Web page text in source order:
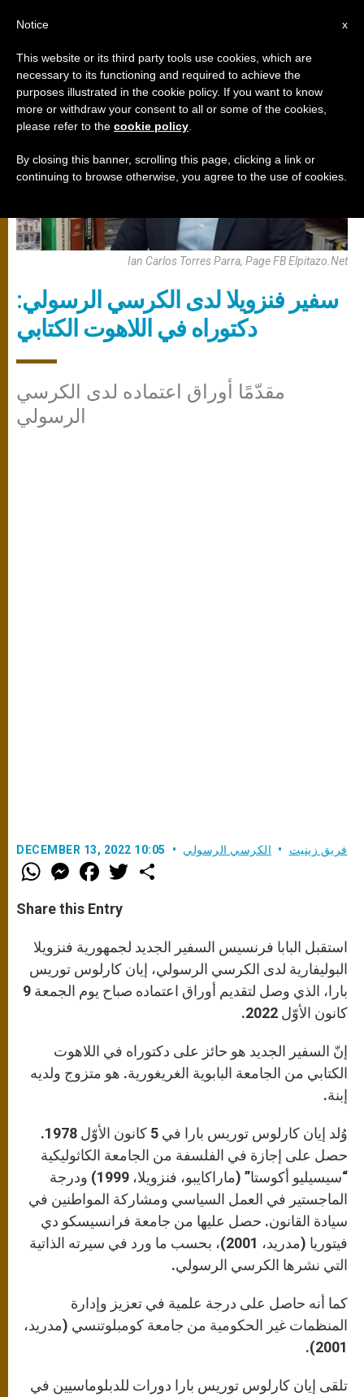
الكرسي الرسولي
Ian Carlos Torres Parra, Page FB Elpitazo.Net
سفير فنزويلا لدى الكرسي الرسولي:
دكتوراه في اللاهوت الكتابي
مقدّمًا أوراق اعتماده لدى الكرسي
الرسولي
DECEMBER 13, 2022 10:05 فريق زينيت الكرسي الرسولي
W
h
t
s
p
M
e
s
e
g
e
r
F
a
e
b
k
w
Share this Entry
استقبل البابا فرنسيس السفير الجديد لجمهورية فنزويلا
البوليفارية لدى الكرسي الرسولي، إيان كارلوس توريس
بارا، الذي وصل لتقديم أوراق اعتماده صباح يوم الجمعة 9
كانون الأوّل 2022.
إنّ السفير الجديد هو حائز على دكتوراه في اللاهوت
الكتابي من الجامعة البابوية الغريغورية. هو متزوج ولديه
إبنة.
وُلد إيان كارلوس توريس بارا في 5 كانون الأوّل 1978.
حصل على إجازة في الفلسفة من الجامعة الكاثوليكية
“سيسيليو أكوستا” (ماراكايبو، فنزويلا، 1999) ودرجة
الماجستير في العمل السياسي ومشاركة المواطنين في
سيادة القانون. حصل عليها من جامعة فرانسيسكو دي
فيتوريا (مدريد، 2001)، بحسب ما ورد في سيرته الذاتية
التي نشرها الكرسي الرسولي.
كما أنه حاصل على درجة علمية في تعزيز وإدارة
المنظمات غير الحكومية من جامعة كومبلوتنسي (مدريد،
2001).
تلقى إيان كارلوس توريس بارا دورات للدبلوماسيين في
x
Notice
This website or its third party tools use cookies, which are
necessary to its functioning and required to achieve the
purposes illustrated in the cookie policy. If you want to know
more or withdraw your consent to all or some of the cookies,
please refer to the cookie policy
By closing this banner, scrolling this page, clicking a link or
continuing to browse otherwise, you agree to the use of cookies.